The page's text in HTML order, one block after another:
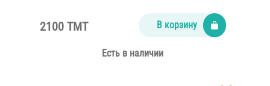
2100 TMT В корзину
Есть в наличии